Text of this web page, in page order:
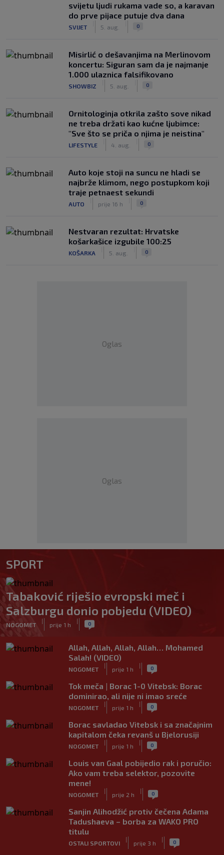
svijetu ljudi rukama vade so, a karavan
do prve pijace putuje dva dana
SVIJET 5. aug. 0
Misirlić o dešavanjima na Merlinovom
koncertu: Siguran sam da je najmanje
1.000 ulaznica falsifikovano
SHOWBIZ 5. aug. 0
Ornitologinja otkrila zašto sove nikad
ne treba držati kao kućne ljubimce:
"Sve što se priča o njima je neistina"
LIFESTYLE 4. aug. 0
Auto koje stoji na suncu ne hladi se
najbrže klimom, nego postupkom koji
traje petnaest sekundi
AUTO prije 16 h 0
Nestvaran rezultat: Hrvatske
košarkašice izgubile 100:25
KOŠARKA 5. aug. 0
Oglas
Oglas
SPORT
Tabaković riješio evropski meč i
Salzburgu donio pobjedu (VIDEO)
NOGOMET
|
prije 1 h
| 0
Allah, Allah, Allah, Allah… Mohamed
Salah! (VIDEO)
NOGOMET
|
prije 1 h
| 0
Tok meča | Borac 1-0 Vitebsk: Borac
dominirao, ali nije ni imao sreće
NOGOMET
|
prije 1 h
| 0
Borac savladao Vitebsk i sa značajnim
kapitalom čeka revanš u Bjelorusiji
NOGOMET
|
prije 1 h
| 0
Louis van Gaal pobijedio rak i poručio:
Ako vam treba selektor, pozovite
mene!
NOGOMET
|
prije 2 h
| 0
Sanjin Alihodžić protiv čečena Adama
Tadushaeva – borba za WAKO PRO
titulu
OSTALI SPORTOVI
|
prije 3 h
| 0